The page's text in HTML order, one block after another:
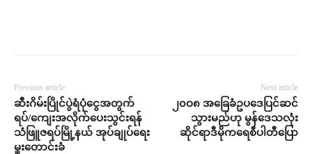
Previous article
ဆီးဂိမ်းပြိုင်ပွဲရံပုံငွေအတွက်
ရပ်/ကျေးအလိုက်ပေးသွင်းရန်
သံဖြူဇရပ်မြို့နယ် အုပ်ချုပ်ရေး
မှူးတောင်းခံ
Next article
၂၀ဝ၈ အခြေခံဥပဒေပြင်ဆင်
သွားမည်ဟု မွန်ဒေသလုံး
ဆိုင်ရာဒီမိုကရေစီပါတီပြော